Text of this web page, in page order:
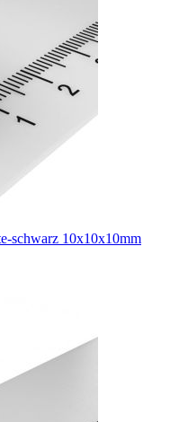
schwarz 10x10x10mm